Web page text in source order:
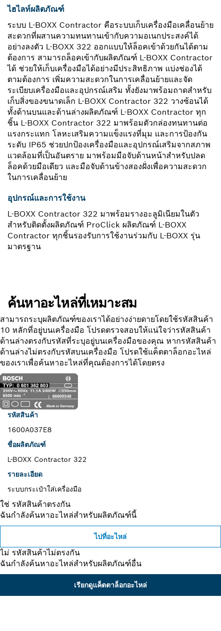
ไฮไลท์ผลิตภัณฑ์
ระบบ L-BOXX Contractor คือระบบเก็บเครื่องมือเคลื่อนย้าย
สะดวกที่ผสานความทนทานเข้ากับความอเนกประสงค์ได้
อย่างลงตัว L-BOXX 322 ออกแบบให้ล็อคเข้าด้วยกันได้ตาม
ต้องการ สามารถล็อคเข้ากับผลิตภัณฑ์ L-BOXX Contractor
ได้ ช่วยให้เก็บเครื่องมือได้อย่างมีประสิทธิภาพ แบ่งช่องได้
ตามต้องการ เพิ่มความสะดวกในการเคลื่อนย้ายและจัด
ระเบียบเครื่องมือและอุปกรณ์เสริม ทั้งยังมาพร้อมถาดสำหรับ
เก็บสิ่งของขนาดเล็ก L-BOXX Contractor 322 วางซ้อนได้
ทั้งด้านบนและด้านล่างผลิตภัณฑ์ L-BOXX Contractor ทุก
ชิ้น L-BOXX Contractor 322 มาพร้อมตัวกล่องทนทานต่อ
แรงกระแทก โลหะเสริมความแข็งแรงที่มุม และการป้องกัน
ระดับ IP65 ช่วยปกป้องเครื่องมือและอุปกรณ์เสริมจากสภาพ
แวดล้อมที่เป็นอันตราย มาพร้อมมือจับด้านหน้าสำหรับปลด
ล็อคด้วยมือเดียว และมือจับด้านข้างสองฝั่งเพื่อความสะดวก
ในการเคลื่อนย้าย
อุปกรณ์และการใช้งาน
L-BOXX Contractor 322 มาพร้อมรางอะลูมิเนียมในตัว
สำหรับติดตั้งผลิตภัณฑ์ ProClick ผลิตภัณฑ์ L-BOXX
Contractor ทุกชิ้นรองรับการใช้งานร่วมกับ L-BOXX รุ่น
มาตรฐาน
ค้นหาอะไหล่ที่เหมาะสม
สามารถระบุผลิตภัณฑ์ของเราได้อย่างง่ายดายโดยใช้รหัสสินค้า
10 หลักที่อยู่บนเครื่องมือ โปรดตรวจสอบให้แน่ใจว่ารหัสสินค้า
ด้านล่างตรงกับรหัสที่ระบุอยู่บนเครื่องมือของคุณ หากรหัสสินค้า
ด้านล่างไม่ตรงกับรหัสบนเครื่องมือ โปรดใช้แค็ตตาล็อกอะไหล่
ของเราเพื่อค้นหาอะไหล่ที่คุณต้องการได้โดยตรง
รหัสสินค้า
1600A037E8
ชื่อผลิตภัณฑ์
L-BOXX Contractor 322
รายละเอียด
ระบบกระเป๋าใส่เครื่องมือ
ใช่ รหัสสินค้าตรงกัน
ฉันกำลังค้นหาอะไหล่สำหรับผลิตภัณฑ์นี้
ไปที่อะไหล่
ไม่ รหัสสินค้าไม่ตรงกัน
ฉันกำลังค้นหาอะไหล่สำหรับผลิตภัณฑ์อื่น
เรียกดูแค็ตตาล็อกอะไหล่